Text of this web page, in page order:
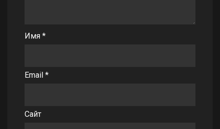
Имя *
Email *
Сайт